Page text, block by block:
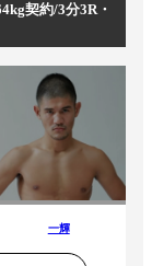
契約/3分3R・
一輝